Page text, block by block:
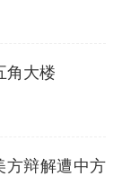
角大楼
方辩解遭中方